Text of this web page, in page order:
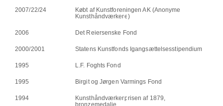
2007/22/24
Købt af Kunstforeningen AK (Anonyme
Kunsthåndværkere)
2006 Det Reiersenske Fond
2000/2001 Statens Kunstfonds Igangsættelsesstipendium
1995 L.F. Foghts Fond
1995 Birgit og Jørgen Varmings Fond
1994
Kunsthåndværkerprisen af 1879,
bronzemedalje